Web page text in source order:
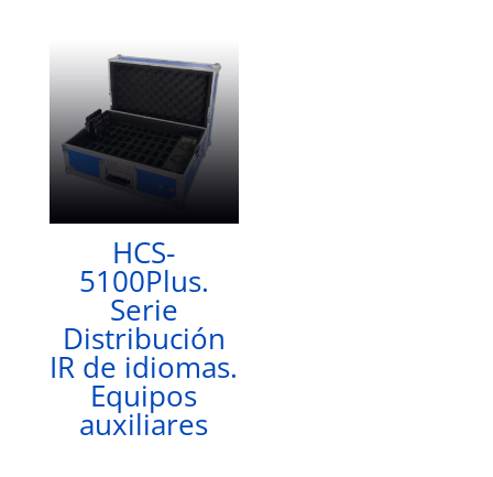
HCS-
5100Plus.
Serie
Distribución
IR de idiomas.
Equipos
auxiliares